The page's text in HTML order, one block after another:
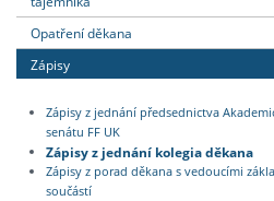
Opatření děkana
Zápisy
Zápisy z jednání předsednictva
senátu FF UK
Zápisy z jednání kolegia děkana
Zápisy z porad děkana s vedoucími
součástí